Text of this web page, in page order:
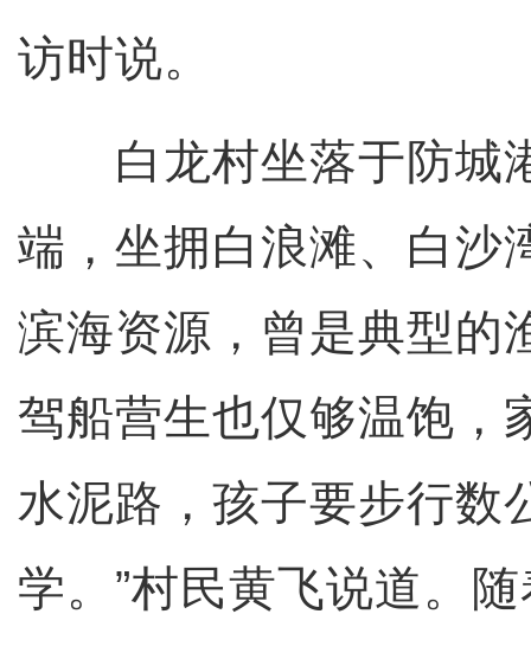
访时说。
白龙村坐落于防城
端，坐拥白浪滩、白沙
滨海资源，曾是典型的
驾船营生也仅够温饱，
水泥路，孩子要步行数
学。”村民黄飞说道。